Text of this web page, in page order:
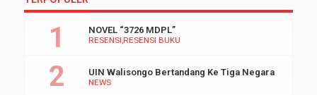
RESENSI RESENSI BUKU
NOVEL “3726 MDPL”
NEWS
UIN Walisongo Bertandang Ke Tiga Negara